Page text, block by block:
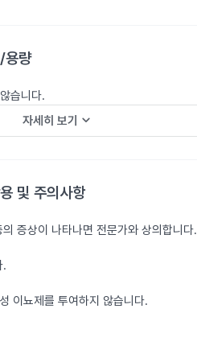
용량
습니다.
자세히 보기 keyboard_arrow_down
및 주의사항
증상이 나타나면 전문가와 상의합니다.
.
이뇨제를 투여하지 않습니다.